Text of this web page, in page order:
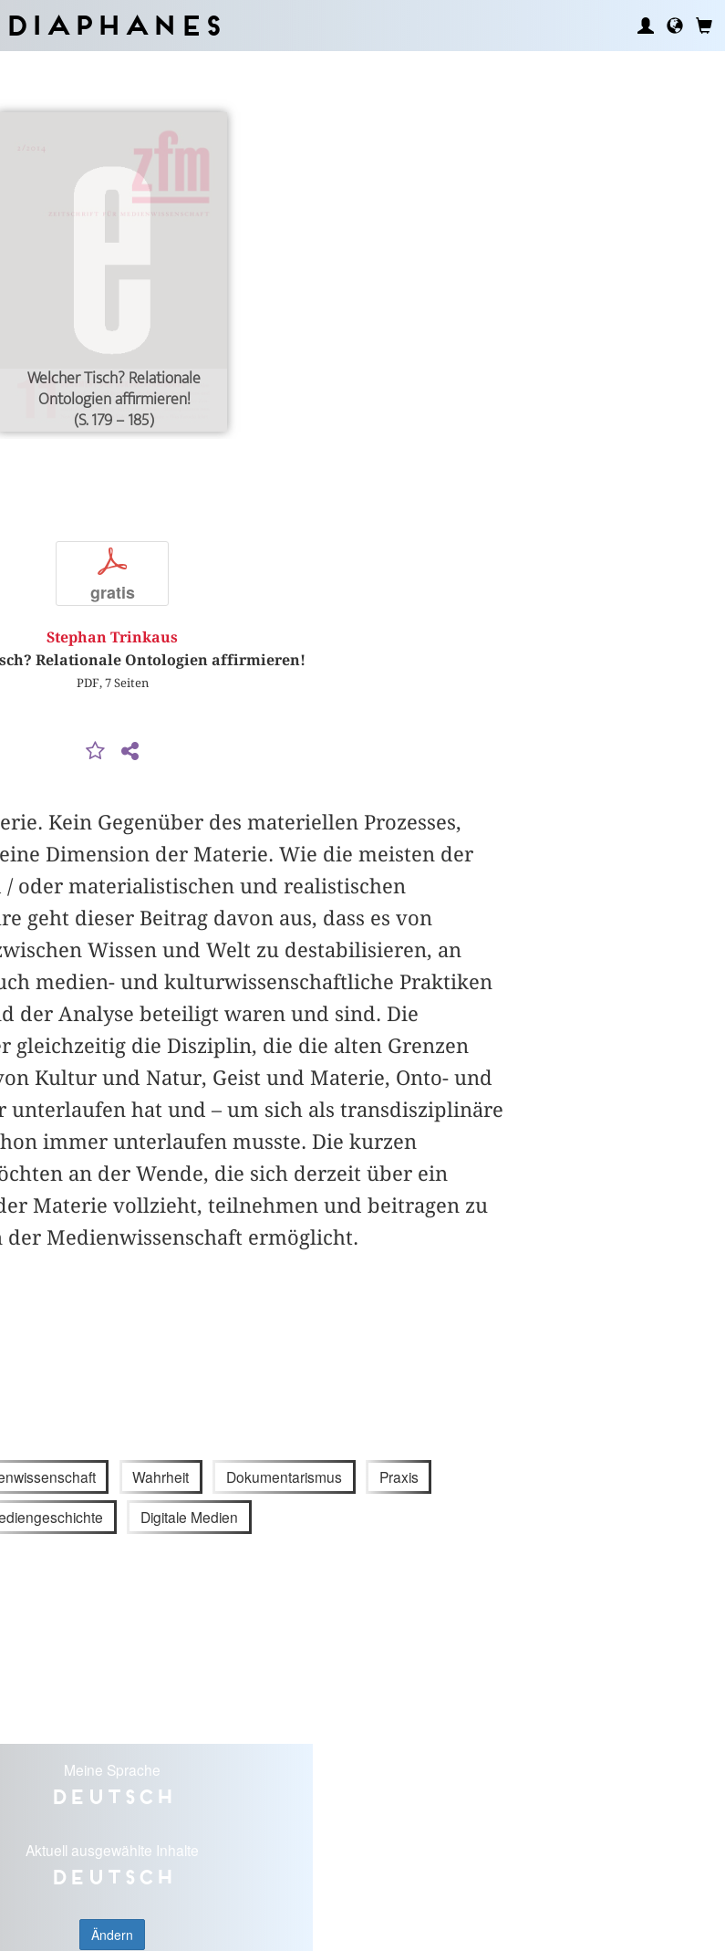
Diaphanes
Welcher Tisch? Relationale
Ontologien affirmieren!
(S. 179 – 185)
p
gratis
Stephan Trinkaus
Relationale Ontologien affirmieren!
PDF, 7 Seiten
Kein Gegenüber des materiellen Prozesses,
Dimension der Materie. Wie die meisten der
oder materialistischen und realistischen
geht dieser Beitrag davon aus, dass es von
Wissen und Welt zu destabilisieren, an
medien- und kulturwissenschaftliche Praktiken
der Analyse beteiligt waren und sind. Die
gleichzeitig die Disziplin, die die alten Grenzen
Kultur und Natur, Geist und Materie, Onto- und
unterlaufen hat und – um sich als transdisziplinäre
immer unterlaufen musste. Die kurzen
an der Wende, die sich derzeit über ein
Materie vollzieht, teilnehmen und beitragen zu
Medienwissenschaft ermöglicht.
Wahrheit Dokumentarismus Praxis
Digitale Medien
Meine Sprache
Deutsch
Aktuell ausgewählte Inhalte
Deutsch
Ändern